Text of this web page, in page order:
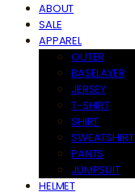
ABOUT
SALE
APPAREL
OUTER
BASELAYER
JERSEY
T-SHIRT
SHIRT
SWEATSHIRT
PANTS
JUMPSUIT
HELMET